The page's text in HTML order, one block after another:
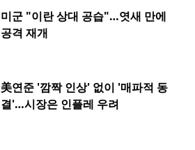
미군 "이란 상대 공습"…엿새 만에
공격 재개
美연준 '깜짝 인상' 없이 '매파적 동
결'…시장은 인플레 우려